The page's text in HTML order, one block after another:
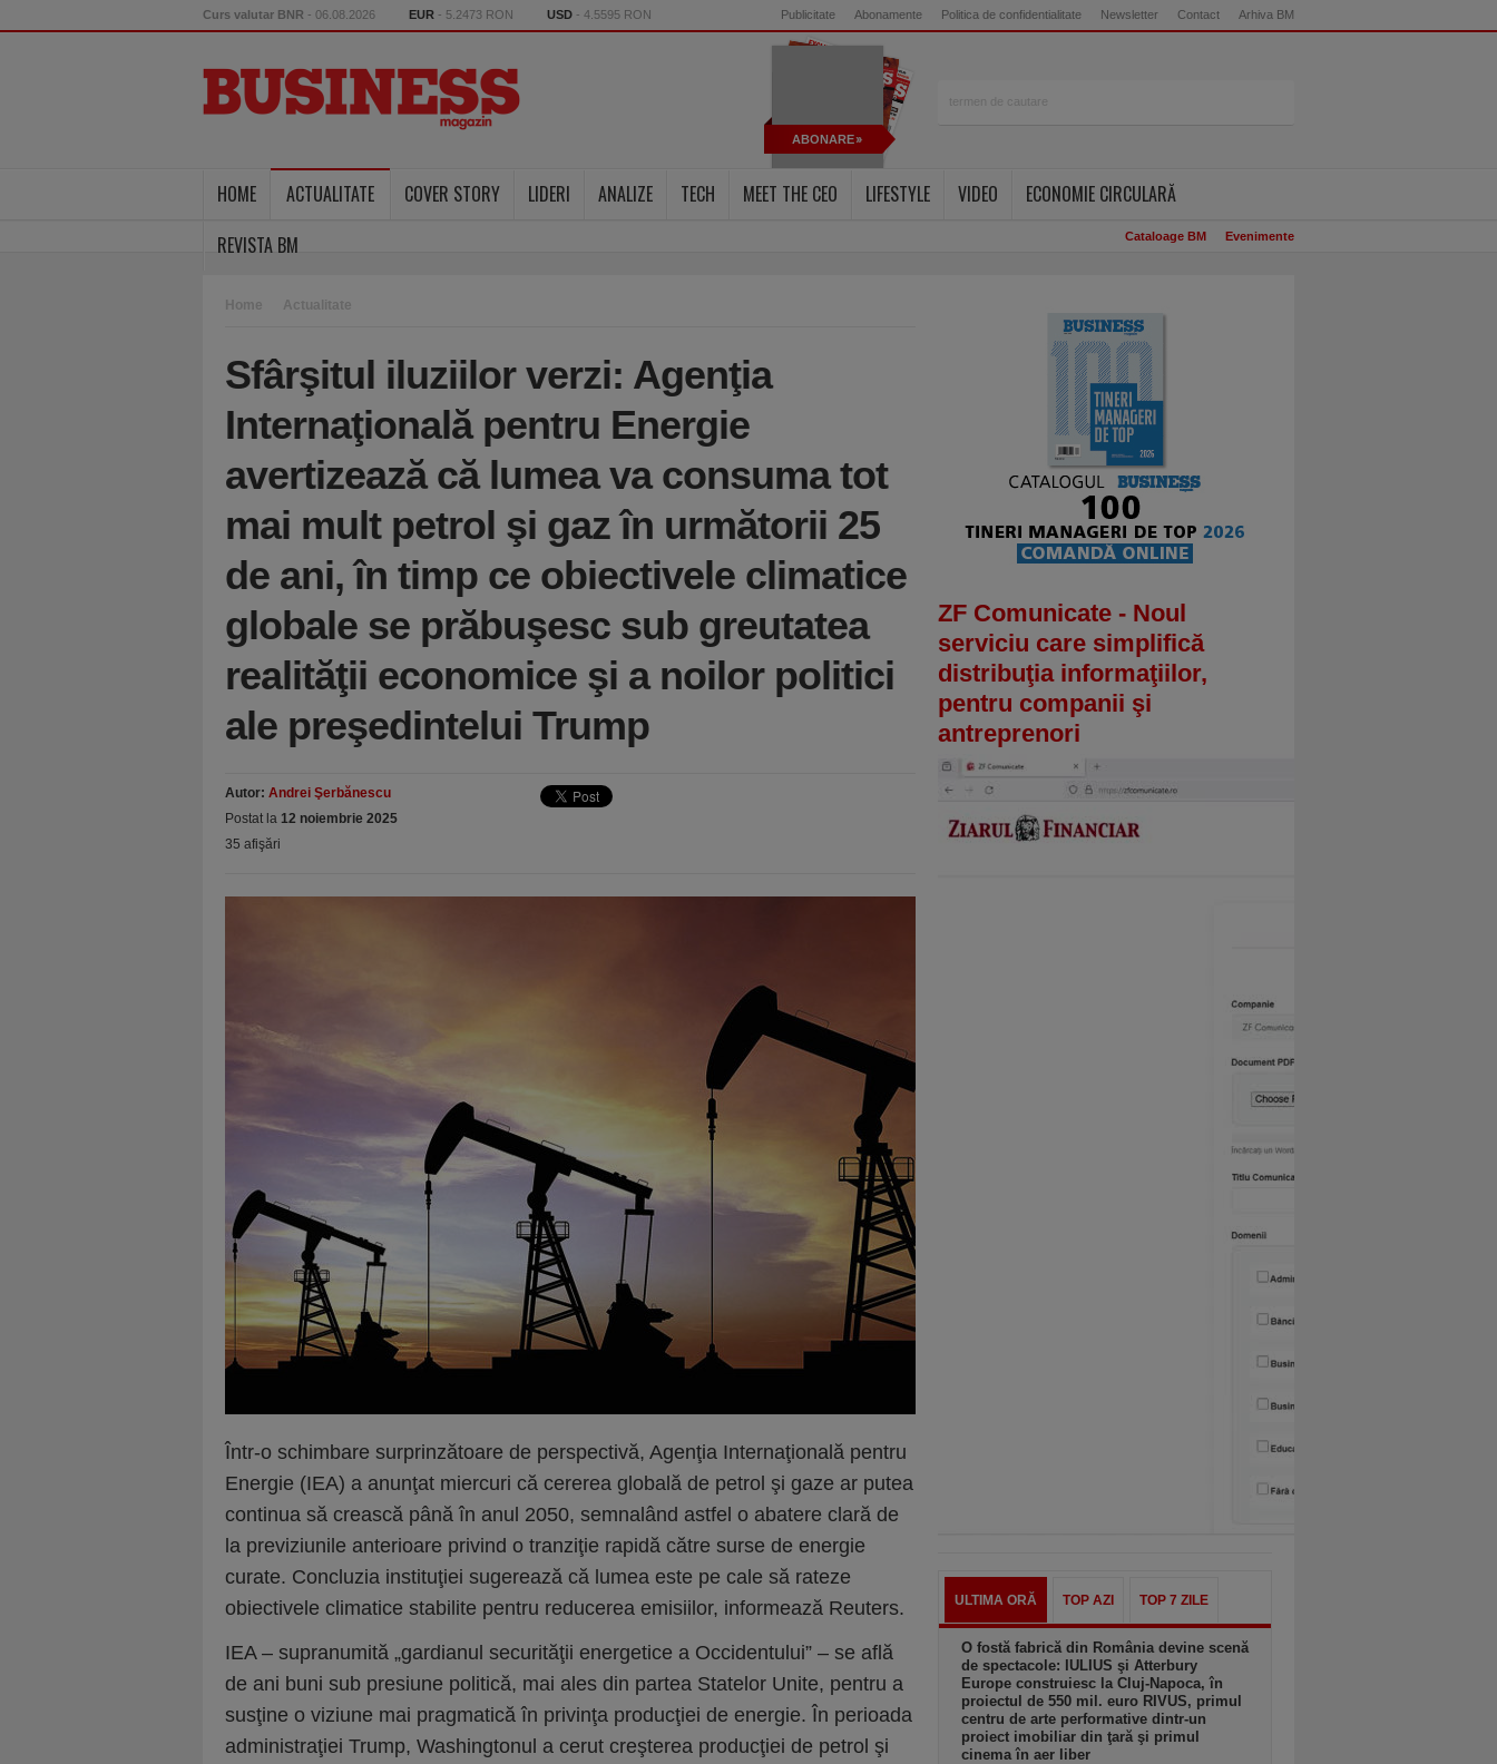
Curs valutar BNR - 06.08.2026 EUR - 5.2473 RON USD - 4.5595 RON Publicitate Abonamente Politica de confidentialitate Newsletter Contact Arhiva BM
ABONARE
HOME ACTUALITATE COVER STORY LIDERI ANALIZE TECH MEET THE CEO LIFESTYLE VIDEO
ECONOMIE CIRCULARĂ
REVISTA BM
Cataloage BM Evenimente
Home Actualitate
Sfârşitul iluziilor verzi: Agenţia
Internaţională pentru Energie
avertizează că lumea va consuma tot
mai mult petrol şi gaz în următorii 25
de ani, în timp ce obiectivele climatice
globale se prăbuşesc sub greutatea
realităţii economice şi a noilor politici
ale preşedintelui Trump
Autor: Andrei Şerbănescu
Postat la 12 noiembrie 2025
35 afişări
Într-o schimbare surprinzătoare de perspectivă, Agenţia Internaţională pentru
Energie (IEA) a anunţat miercuri că cererea globală de petrol şi gaze ar putea
continua să crească până în anul 2050, semnalând astfel o abatere clară de
la previziunile anterioare privind o tranziţie rapidă către surse de energie
curate. Concluzia instituţiei sugerează că lumea este pe cale să rateze
obiectivele climatice stabilite pentru reducerea emisiilor, informează Reuters.
IEA – supranumită „gardianul securităţii energetice a Occidentului” – se află
de ani buni sub presiune politică, mai ales din partea Statelor Unite, pentru a
susţine o viziune mai pragmatică în privinţa producţiei de energie. În perioada
administraţiei Trump, Washingtonul a cerut creşterea producţiei de petrol şi
ZF Comunicate - Noul
serviciu care simplifică
distribuţia informaţiilor,
pentru companii şi
antreprenori
ULTIMA ORĂ TOP AZI TOP 7 ZILE
O fostă fabrică din România devine scenă
de spectacole: IULIUS şi Atterbury
Europe construiesc la Cluj-Napoca, în
proiectul de 550 mil. euro RIVUS, primul
centru de arte performative dintr-un
proiect imobiliar din ţară şi primul
cinema în aer liber